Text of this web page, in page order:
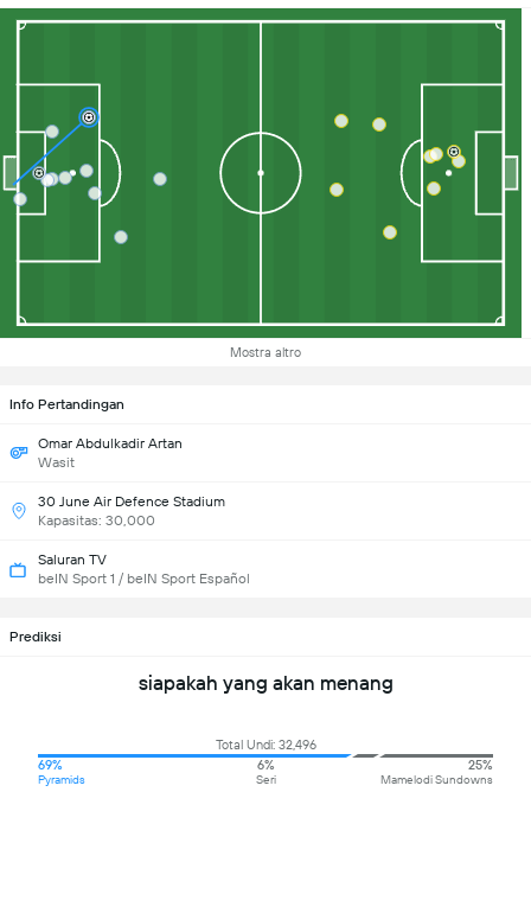
Mostra altro
Info Pertandingan
Omar Abdulkadir Artan
Wasit
30 June Air Defence Stadium
Kapasitas: 30,000
Saluran TV
beIN Sport 1 / beIN Sport Español
Prediksi
siapakah yang akan menang
Total Undi: 32,496
69%
Pyramids
6%
Seri
25%
Mamelodi Sundowns